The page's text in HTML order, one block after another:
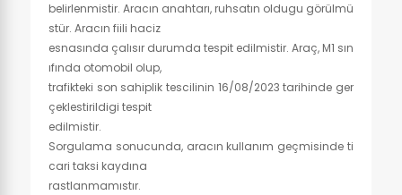
belirlenmistir. Aracın anahtarı, ruhsatın oldugu görülmü
stür. Aracın fiili haciz
esnasında çalısır durumda tespit edilmistir. Araç, M1 sın
ıfında otomobil olup,
trafikteki son sahiplik tescilinin 16/08/2023 tarihinde ger
çeklestirildigi tespit
edilmistir.
Sorgulama sonucunda, aracın kullanım geçmisinde ti
cari taksi kaydına
rastlanmamıstır.